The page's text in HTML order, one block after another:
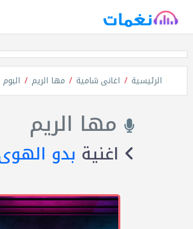
الرئيسية اغانى شامية مها الريم
مها الريم
اغنية بدو